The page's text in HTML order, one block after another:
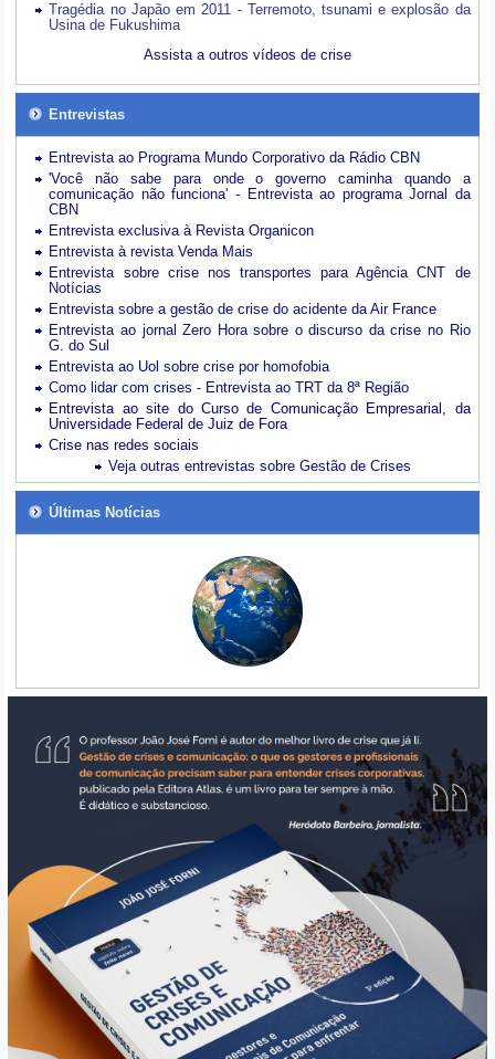
Tragédia no Japão em 2011 - Terremoto, tsunami e explosão da
Usina de Fukushima
Assista a outros vídeos de crise
Entrevistas
Entrevista ao Programa Mundo Corporativo da Rádio CBN
'Você não sabe para onde o governo caminha quando a
comunicação não funciona' - Entrevista ao programa Jornal da
CBN
Entrevista exclusiva à Revista Organicon
Entrevista à revista Venda Mais
Entrevista sobre crise nos transportes para Agência CNT de
Notícias
Entrevista sobre a gestão de crise do acidente da Air France
Entrevista ao jornal Zero Hora sobre o discurso da crise no Rio
G. do Sul
Entrevista ao Uol sobre crise por homofobia
Como lidar com crises - Entrevista ao TRT da 8ª Região
Entrevista ao site do Curso de Comunicação Empresarial, da
Universidade Federal de Juiz de Fora
Crise nas redes sociais
Veja outras entrevistas sobre Gestão de Crises
Últimas Notícias